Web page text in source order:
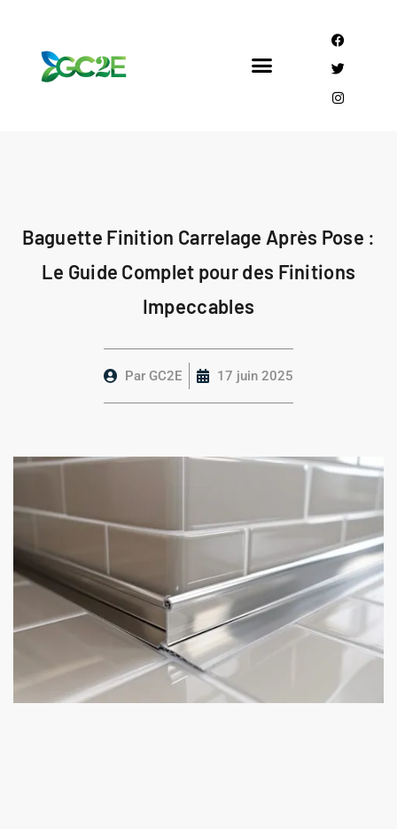
Baguette Finition Carrelage Après Pose :
Le Guide Complet pour des Finitions
Impeccables
Par GC2E 17 juin 2025